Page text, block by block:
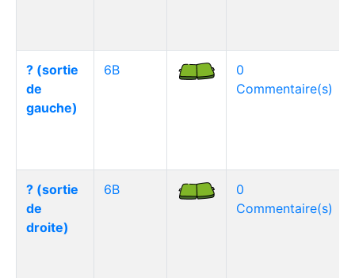
? (sortie
de
gauche)
6B
0
Commentaire(s)
? (sortie
de
droite)
6B
0
Commentaire(s)